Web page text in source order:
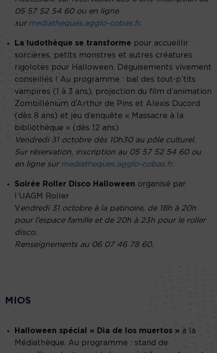
05 57 52 54 60 ou en ligne
sur mediatheques.agglo-cobas.fr.
La ludothèque se transforme pour accueillir
sorcières, petits monstres et autres créatures
rigolotes pour Halloween. Déguisements vivement
conseillés ! Au programme : bal des tout-p’tits
vampires (1 à 3 ans), projection du film d’animation
Zombillénium d’Arthur de Pins et Alexis Ducord
(dès 8 ans) et jeu d’enquête « Massacre à la
bibliothèque » (dès 12 ans)
Vendredi 31 octobre dès 10h30 au pôle culturel.
Sur réservation, inscription au 05 57 52 54 60 ou
en ligne sur mediatheques.agglo-cobas.fr.
Soirée Roller Disco Halloween organisé par
l’UAGM Roller
Vendredi 31 octobre à la patinoire, de 18h à 20h
pour l’espace famille et de 20h à 23h pour le roller
disco.
Renseignements au 06 07 46 78 60.
MIOS
Halloween spécial « Dia de los muertos » à la
Médiathèque. Au programme : stand de